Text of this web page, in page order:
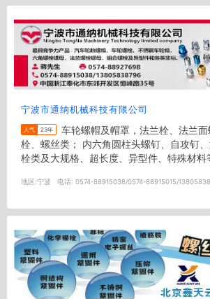
宁波市通纳机械科技有限公司
人气 23年
栓、螺丝类； 内六角圆柱头螺钉、自攻钉
栓类及大规格、超长度、异型件、特殊材料
地区:宁波 电话: 0574-88915038/0574-88915015/